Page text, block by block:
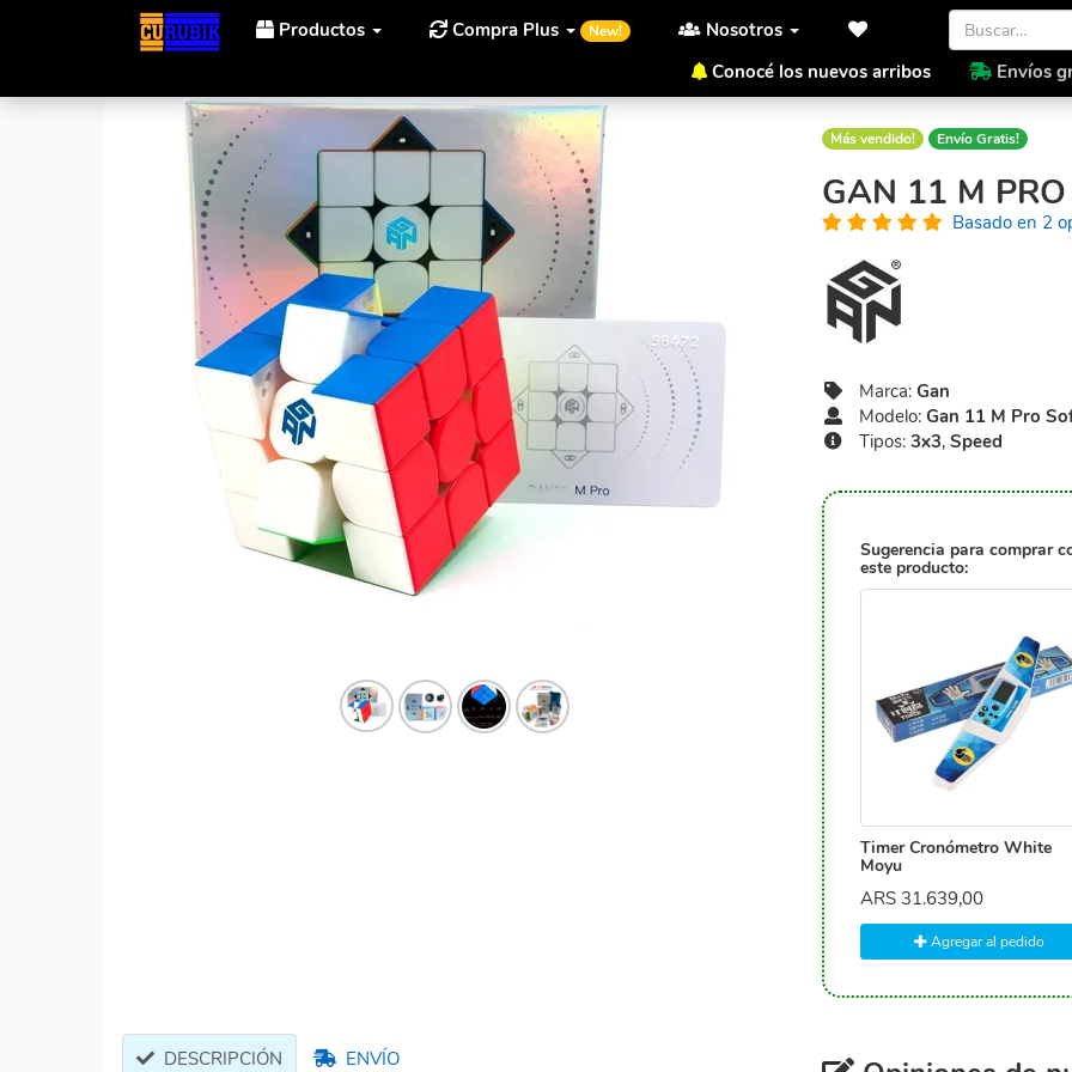
Productos Compra Plus New!
Nosotros
Conocé los nuevos arribos
Envíos
Inicio Gan Gan 11 M Pro
Más vendido! Envío Gratis!
GAN 11 M
Basado en 2
Marca: Gan
Modelo: Gan 11 M Pro
Tipos: 3x3, Speed
Sugerencia para comprar
este producto:
Timer Cronómetro White
Moyu
ARS 31.639,00
Agregar al pedido
DESCRIPCIÓN ENVÍO